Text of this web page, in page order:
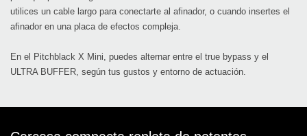
utilices un cable largo para conectarte al afinador, o cuando insertes el
afinador en una placa de efectos compleja.
En el Pitchblack X Mini, puedes alternar entre el true bypass y el
ULTRA BUFFER, según tus gustos y entorno de actuación.